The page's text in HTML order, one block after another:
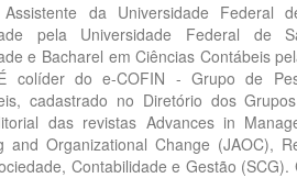
Assistente da Universidade Federal
pela Universidade Federal de
e Bacharel em Ciências Contábeis
colíder do e-COFIN - Grupo de
cadastrado no Diretório dos
das revistas Advances in
and Organizational Change (JAOC),
Contabilidade e Gestão